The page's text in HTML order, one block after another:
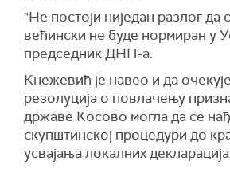
"Не постоји ниједан разлог да
већински не буде нормиран у
председник ДНП-а.
Кнежевић је навео и да
резолуција о повлачењу
државе Косово могла да се
скупштинској процедури до
усвајања локалних